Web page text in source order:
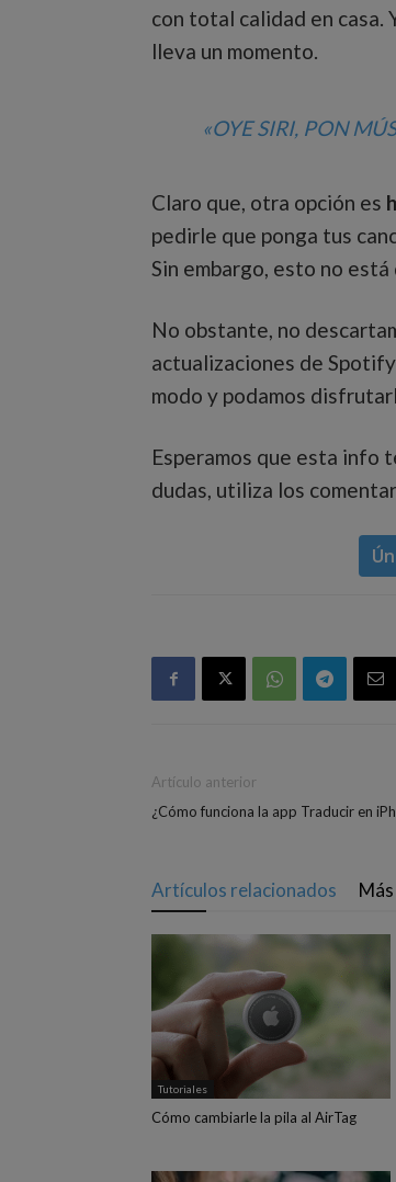
con total calidad en casa.
lleva un momento.
«OYE SIRI, PON
Claro que, otra opción es
pedirle que ponga tus
Sin embargo, esto no
No obstante, no
actualizaciones de
modo y podamos
Esperamos que esta info
dudas, utiliza los
Artículo anterior
¿Cómo funciona la app Traducir en
Artículos relacionados
Tutoriales
Cómo cambiarle la pila al AirTag